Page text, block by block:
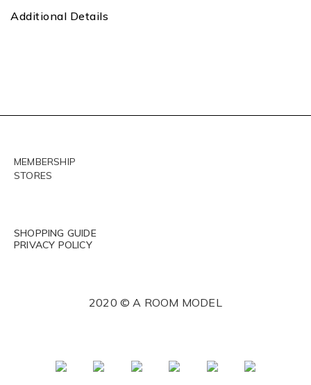
Additional Details
MEMBERSHIP
STORES
SHOPPING GUIDE
PRIVACY POLICY
2020 © A ROOM MODEL